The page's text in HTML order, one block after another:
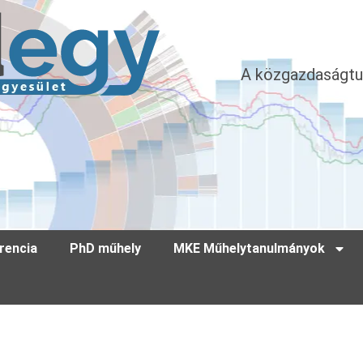
A
PhD műhely MKE Műhelytanulmányok